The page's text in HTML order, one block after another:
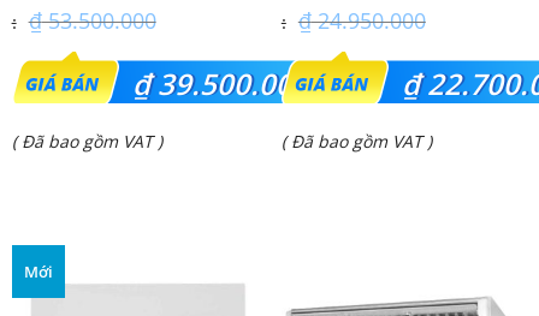
₫53.500.000
Giá
gốc
là:
₫39.500.000
Giá
₫ 39.500.000.
( Đã bao gồm VAT )
₫24.950.000
Giá
gốc
là:
₫
Giá
₫ 22.700.000.
( Đã bao gồm VAT )
Mới